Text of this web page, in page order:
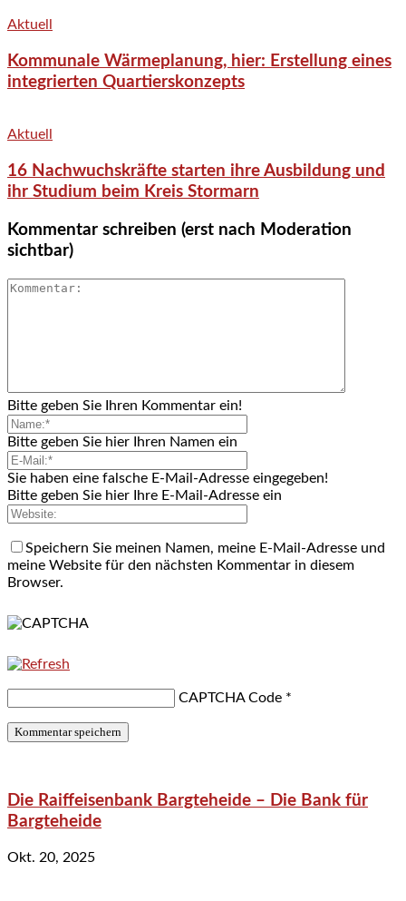
Aktuell
Kommunale Wärmeplanung, hier: Erstellung eines
integrierten Quartierskonzepts
Aktuell
16 Nachwuchskräfte starten ihre Ausbildung und
ihr Studium beim Kreis Stormarn
Kommentar schreiben (erst nach Moderation
sichtbar)
Bitte geben Sie Ihren Kommentar ein!
Bitte geben Sie hier Ihren Namen ein
Sie haben eine falsche E-Mail-Adresse eingegeben!
Bitte geben Sie hier Ihre E-Mail-Adresse ein
Speichern Sie meinen Namen, meine E-Mail-Adresse und
meine Website für den nächsten Kommentar in diesem
Browser.
CAPTCHA Code *
Die Raiffeisenbank Bargteheide – Die Bank für
Bargteheide
Okt. 20, 2025